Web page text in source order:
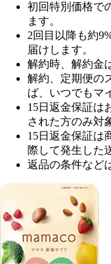
初回特別価格で
ます。
2回目以降も約
届けします。
解約時、解約金
解約、定期便の
ば、いつでもマ
15日返金保証は
された方のみ対
15日返金保証は
際して発生した
返品の条件など